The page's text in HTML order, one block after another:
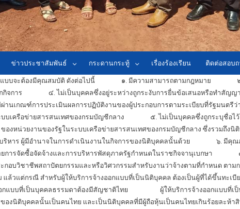
ข่าวประชาสัมพันธ์ กระดานกระทู้ เรื่องร้องเรียน ติดต่อสอบถ
บบจะต้องมีคุณสมบัติ ดังต่อไปนี้ ๑. มีความสามารถตามกฎหมาย
๒. ไม่
จการ
๔. ไม่เป็นบุคคลซึ่งอยู่ระหว่างถูกระงับการยื่นข้อเสนอหรือทำสัญญา
ผ่านเกณฑ์การประเมินผลการปฏิบัติงานของผู้ประกอบการตามระเบียบที่รัฐมนตรีว่
บเครือข่ายสารสนเทศของกรมบัญชีกลาง
๕. ไม่เป็นบุคคลซึ่งถูกระบุชื่อไว้ใ
ของหน่วยงานของรัฐในระบบเครือข่ายสารสนเทศของกรมบัญชีกลาง ซึ่งรวมถึง
ริหาร ผู้มีอำนาจในการดำเนินงานในกิจการของนิติบุคคลนั้นด้วย
๖. มีคุณสมบั
การจัดซื้อจัดจ้างและการบริหารพัสดุภาครัฐกำหนดในราชกิจจานุเบกษา
๗. เ
อบวิชาชีพสถาปัตยกรรมและหรือวิศวกรรมสำหรับงานว่าจ้างตามที่กำหนด ตาม
แล้วแต่กรณี สำหรับผู้ให้บริการจ้างออกแบบที่เป็นนิติบุคคล ต้องเป็นผู้ที่ได้ขึ้นทะเ
กแบบที่เป็นบุคคลธรรมดาต้องมีสัญชาติไทย ผู้ให้บริการจ้างออกแบบที่เ
องนิติบุคคลนั้นเป็นคนไทย และเป็นนิติบุคคลที่มีผู้ถือหุ้นเป็นคนไทยเกินร้อยละห้า